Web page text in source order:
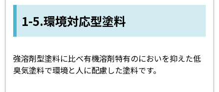
1-5.環境対応型塗料
強溶剤型塗料に比べ有機溶剤特有のにおいを抑えた低
臭気塗料で環境と人に配慮した塗料です。